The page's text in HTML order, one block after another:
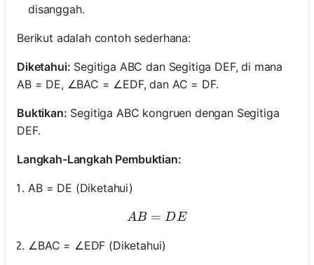
disanggah.
Berikut adalah contoh sederhana:
Diketahui: Segitiga ABC dan Segitiga DEF, di mana
AB = DE, ∠BAC = ∠EDF, dan AC = DF.
Buktikan: Segitiga ABC kongruen dengan Segitiga
DEF.
Langkah-Langkah Pembuktian:
AB = DE (Diketahui)
AB = DE
AB = DE
∠BAC = ∠EDF (Diketahui)